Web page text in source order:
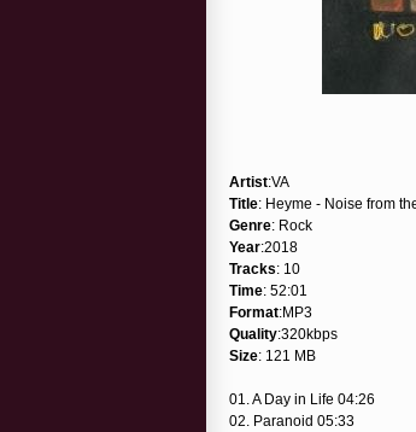
Artist:VA
Title: Heyme - Noise from
Genre: Rock
Year:2018
Tracks: 10
Time: 52:01
Format:MP3
Quality:320kbps
Size: 121 MB
01. A Day in Life 04:26
02. Paranoid 05:33